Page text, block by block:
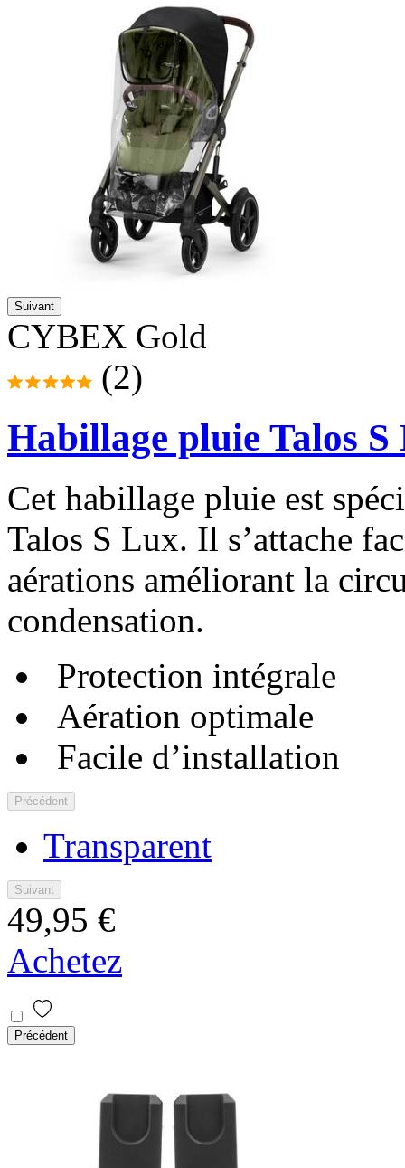
Suivant
CYBEX Gold
(2)
Habillage pluie Talos S
Cet habillage pluie est
Talos S Lux. Il s’attache
aérations améliorant la
condensation.
Protection intégrale
Aération optimale
Facile d’installation
Précédent
Transparent
Suivant
49,95 €
Achetez
Précédent